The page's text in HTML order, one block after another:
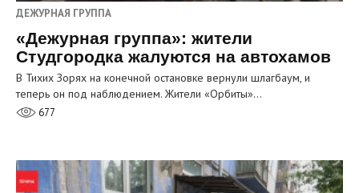
ДЕЖУРНАЯ ГРУППА
«Дежурная группа»: жители
Студгородка жалуются на автохамов
В Тихих Зорях на конечной остановке вернули шлагбаум, и
теперь он под наблюдением. Жители «Орбиты»…
677